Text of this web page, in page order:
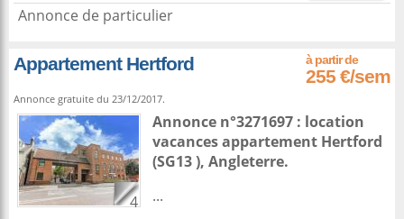
Annonce de particulier
Appartement Hertford
255 €/sem
Annonce gratuite du 23/12/2017.
4
Annonce n°3271697 : location
vacances appartement Hertford
(SG13 ), Angleterre.
...